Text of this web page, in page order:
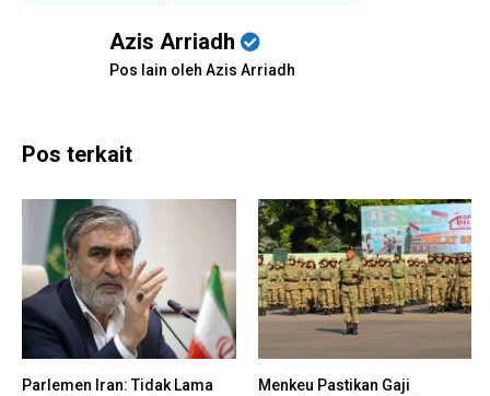
Azis Arriadh
Pos lain oleh Azis Arriadh
Pos terkait
Parlemen Iran: Tidak Lama
Menkeu Pastikan Gaji